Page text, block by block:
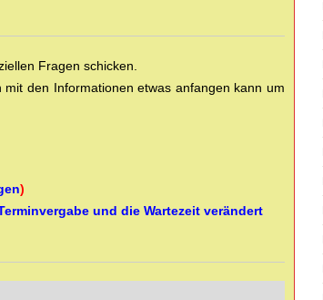
Fragen schicken.
den Informationen etwas anfangen kann um
)
und die Wartezeit verändert